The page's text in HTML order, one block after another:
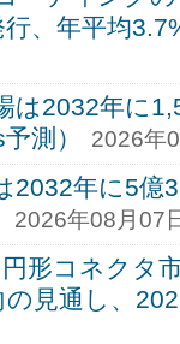
行、年平均
は2032年に
測）
2026年
2032年に5億
2026年08月07
形コネクタ
見通し、